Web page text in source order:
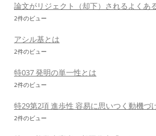
論文がリジェクト（却下）されるよくあ
2件のビュー
アシル基とは
2件のビュー
特037 発明の単一性とは
2件のビュー
特29第2項 進歩性 容易に思いつく動機づ
2件のビュー